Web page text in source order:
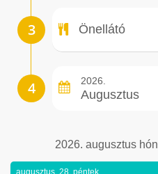
Önellátó
2026.
Augusztus
2026. augusztus